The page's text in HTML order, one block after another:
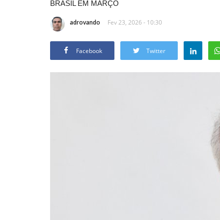
BRASIL EM MARÇO
adrovando Fev 23, 2026 - 10:30
Facebook Twitter